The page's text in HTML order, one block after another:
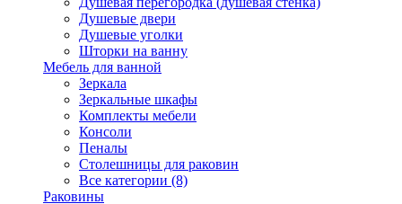
Душевые двери
Душевые уголки
Шторки на ванну
Мебель для ванной
Зеркала
Зеркальные шкафы
Комплекты мебели
Консоли
Пеналы
Столешницы для раковин
Все категории (8)
Раковины